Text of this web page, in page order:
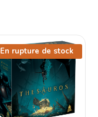
En rupture de stock